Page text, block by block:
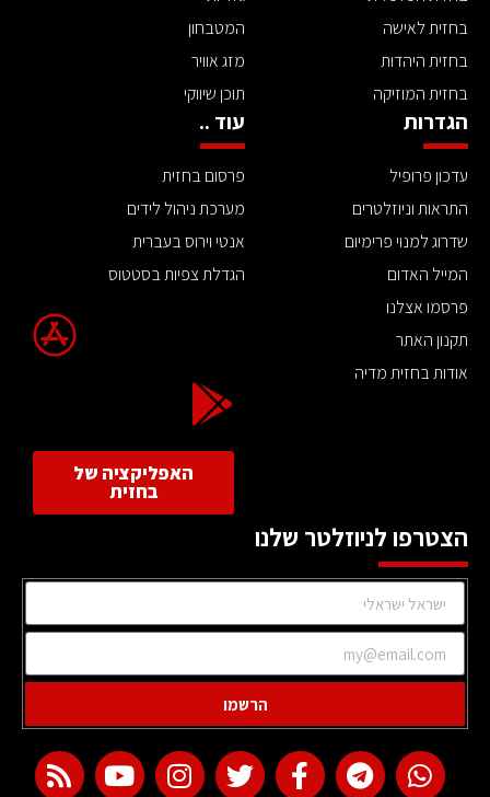
בחזית לאישה
בחזית היהדות
בחזית המוזיקה
המטבחון
מזג אוויר
תוכן שיווקי
הגדרות
עדכון פרופיל
התראות וניוזלטרים
שדרוג למנוי פרימיום
המייל האדום
פרסמו אצלנו
תקנון האתר
אודות בחזית מדיה
עוד ..
פרסום בחזית
מערכת ניהול לידים
אנטי וירוס בעברית
הגדלת צפיות בסטטוס
האפליקציה של
בחזית
הצטרפו לניוזלטר שלנו
הרשמו